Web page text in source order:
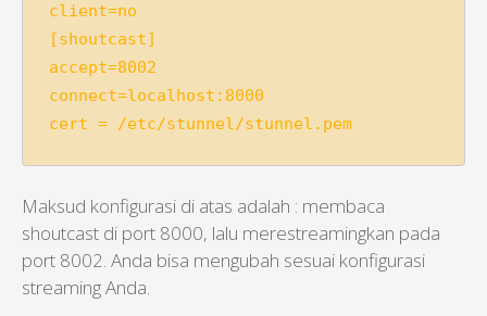
client=no
[shoutcast]
accept=8002
connect=localhost:8000
Maksud konfigurasi di atas adalah : membaca
shoutcast di port 8000, lalu merestreamingkan pada
port 8002. Anda bisa mengubah sesuai konfigurasi
streaming Anda.